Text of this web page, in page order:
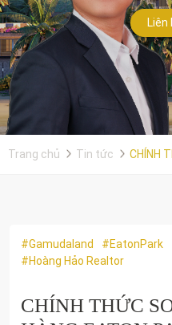
Liên
Trang chủ Tin tức CHÍNH
#Gamudaland #EatonPark
#Hoàng Hảo Realtor
CHÍNH THỨC